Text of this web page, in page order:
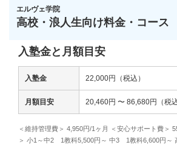
エルヴェ学院
高校・浪人生向け料金・コース
入塾金と月額目安
入塾金 22,000円（税込）
月額目安 20,460円 〜 86,680円（税込
＜維持管理費＞ 4,950円/1ヶ月 ＜安心サポート費＞
＞ 小1～中2 1教科5,500円～ 中3 1教科6,600円～